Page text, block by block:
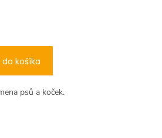
košíka
psů a koček.